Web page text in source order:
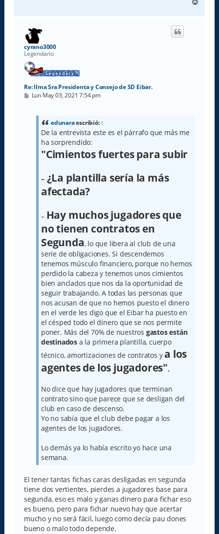
r
cyrano3000
Legendario
Re: Ilma Sra Presidenta y Consejo de SD Eibar.
M
Lun May 03, 2021 7:54 pm
edunaraescribió:↑
De la entrevista este es el párrafo que más me
ha sorprendido:
"Cimientos fuertes para subir
–¿La plantilla sería la más
afectada?
– Hay muchos jugadores que
no tienen contratos en
Segunda, lo que libera al club de una
serie de obligaciones. Si descendemos
tenemos músculo financiero, porque no hemos
perdido la cabeza y tenemos unos cimientos
bien anclados que nos da la oportunidad de
seguir trabajando. A todas las personas que
nos acusan de que no hemos puesto el dinero
en el verde les digo que el Eibar ha puesto en
el césped todo el dinero que se nos permite
poner. Más del 70% de nuestros gastos están
destinados a la primera plantilla, cuerpo
técnico, amortizaciones de contratos y a los
agentes de los jugadores".
No dice que hay jugadores que terminan
contrato sino que parece que se desligan del
club en caso de descenso.
Yo no sabía que el club debe pagar a los
agentes de los jugadores.
Lo demás ya lo había escrito yo hace una
semana.
El tener tantas fichas caras desligadas en segunda
tiene dos vertientes, pierdes a jugadores base para
segunda, eso es malo y ganas dinero para fichar eso
es bueno, pero para fichar nuevo hay que acertar
mucho y no será fácil, luego como decía pau dones
bueno o malo todo depende.